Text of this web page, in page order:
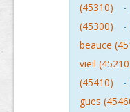
(45310)
-
(45300)
-
beauce
vieil
(45410)
-
gues